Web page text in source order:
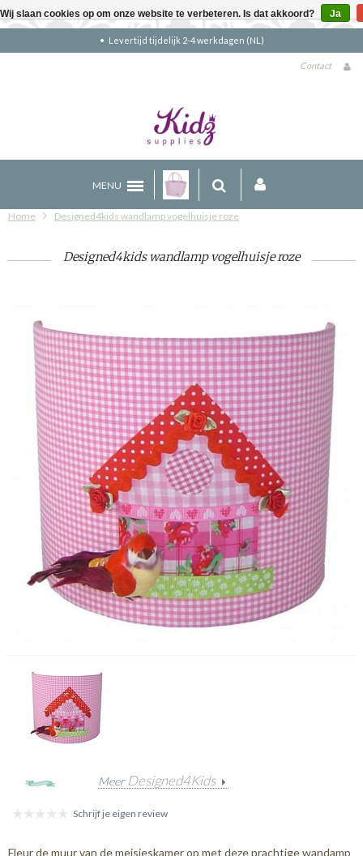
Gratis verzending boven €90 (NL)
Contact
MENU
Home Designed4kids wandlamp vogelhuisje roze
Designed4kids wandlamp vogelhuisje roze
Meer Designed4Kids
Schrijf je eigen review
Fleur de muur van de meisjeskamer op met deze prachtige wandamp
Wij slaan cookies op om onze website te verbeteren. Is dat akkoord? Ja